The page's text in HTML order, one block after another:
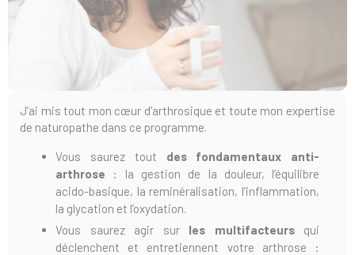
J’ai mis tout mon cœur d’arthrosique et toute mon expertise
de naturopathe dans ce programme.
Vous saurez tout des fondamentaux anti-
arthrose : la gestion de la douleur, l’équilibre
acido-basique, la reminéralisation, l’inflammation,
la glycation et l’oxydation.
Vous saurez agir surles multifacteursqui
déclenchent et entretiennent votre arthrose :